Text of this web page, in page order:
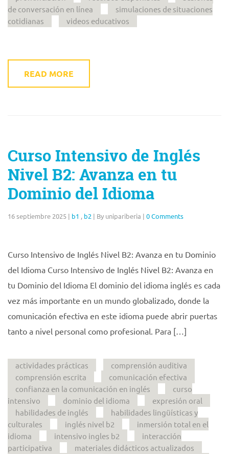
de conversación en línea
simulaciones de situaciones
cotidianas
videos educativos
READ MORE
Curso Intensivo de Inglés
Nivel B2: Avanza en tu
Dominio del Idioma
16 septiembre 2025 | b1 , b2 | By unipariberia | 0 Comments
Curso Intensivo de Inglés Nivel B2: Avanza en tu Dominio
del Idioma Curso Intensivo de Inglés Nivel B2: Avanza en
tu Dominio del Idioma El dominio del idioma inglés es cada
vez más importante en un mundo globalizado, donde la
comunicación efectiva en este idioma puede abrir puertas
tanto a nivel personal como profesional. Para […]
actividades prácticas
comprensión auditiva
comprensión escrita
comunicación efectiva
confianza en la comunicación en inglés
curso
intensivo
dominio del idioma
expresión oral
habilidades de inglés
habilidades lingüísticas y
culturales
inglés nivel b2
inmersión total en el
idioma
intensivo ingles b2
interacción
participativa
materiales didácticos actualizados